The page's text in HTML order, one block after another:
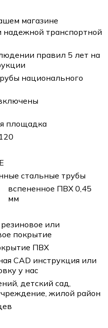
магазине
надежной транспортной
правил 5 лет на
национального
площадка
стальные трубы
вспененное ПВХ 0,45
мм
резиновое или
покрытие
ПВХ
CAD инструкция или
у нас
детский сад,
жилой район